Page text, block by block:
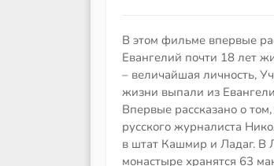
В этом фильме впервые
Евангелий почти 18 лет
– величайшая личность,
жизни выпали из
Впервые рассказано о
русского журналиста
в штат Кашмир и Ладаг. В
монастыре хранятся 63